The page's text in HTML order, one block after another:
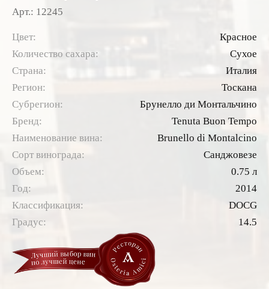
Арт.: 12245
Цвет:
Красное
Количество сахара:
Сухое
Страна:
Италия
Регион:
Тоскана
Субрегион:
Брунелло ди Монтальчино
Бренд:
Tenuta Buon Tempo
Наименование вина:
Brunello di Montalcino
Сорт винограда:
Санджовезе
Объем:
0.75 л
Год:
2014
Классификация:
DOCG
Градус:
14.5